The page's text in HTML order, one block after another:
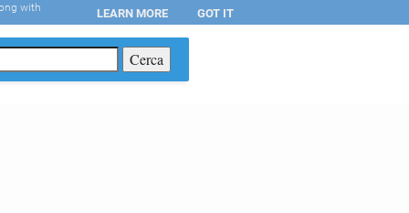
with LEARN MORE GOT IT